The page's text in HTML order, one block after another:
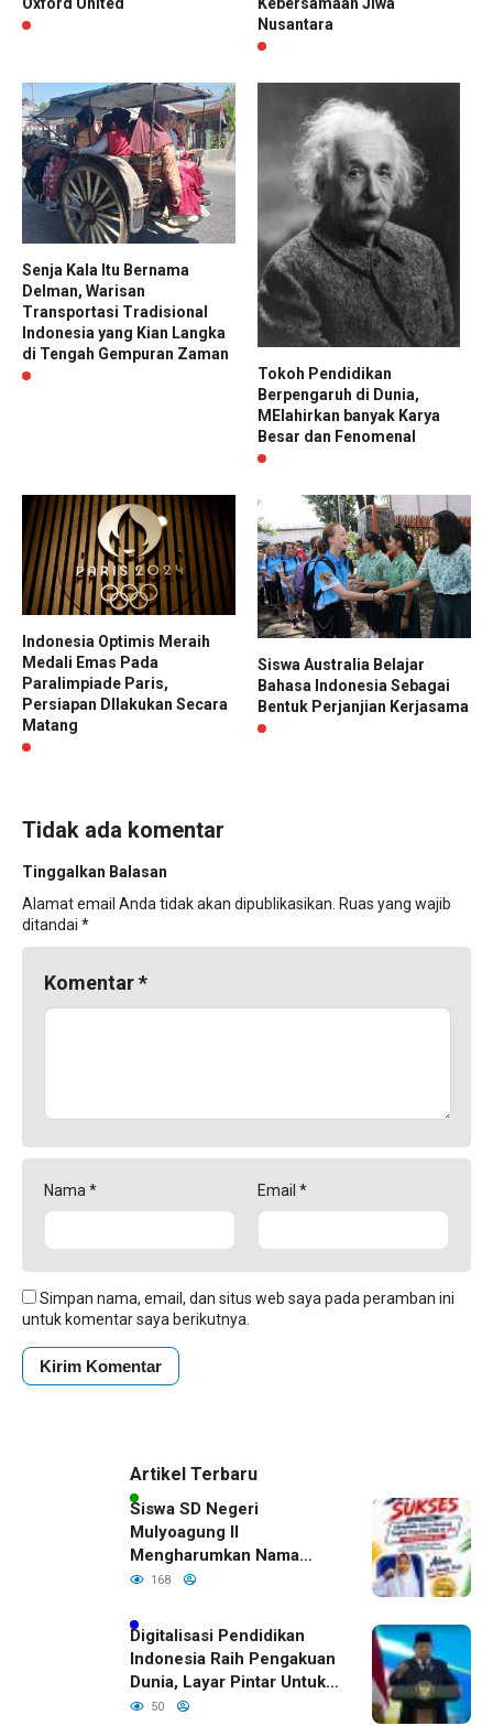
Oxford United
Kebersamaan Jiwa
Nusantara
Senja Kala Itu Bernama
Delman, Warisan
Transportasi Tradisional
Indonesia yang Kian Langka
di Tengah Gempuran Zaman
Tokoh Pendidikan
Berpengaruh di Dunia,
MElahirkan banyak Karya
Besar dan Fenomenal
Indonesia Optimis Meraih
Medali Emas Pada
Paralimpiade Paris,
Persiapan DIlakukan Secara
Matang
Siswa Australia Belajar
Bahasa Indonesia Sebagai
Bentuk Perjanjian Kerjasama
Tidak ada komentar
Tinggalkan Balasan
Alamat email Anda tidak akan dipublikasikan. Ruas yang wajib
ditandai *
Komentar*
Nama* Email *
Simpan nama, email, dan situs web saya pada peramban ini
untuk komentar saya berikutnya.
Artikel Terbaru
Siswa SD Negeri
Mulyoagung II
Mengharumkan Nama
Bojonegoro Dengan
168
Digitalisasi Pendidikan
Indonesia Raih Pengakuan
Dunia, Layar Pintar Untuk
Semua Siswa
50